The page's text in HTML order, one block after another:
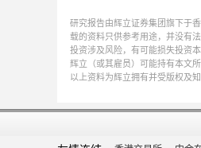
研究报告由辉立证券集团旗下于
载的资料只供参考用途，并没有
投资涉及风险，有可能损失投资
辉立（或其雇员）可能持有本文
以上资料为辉立拥有并受版权及